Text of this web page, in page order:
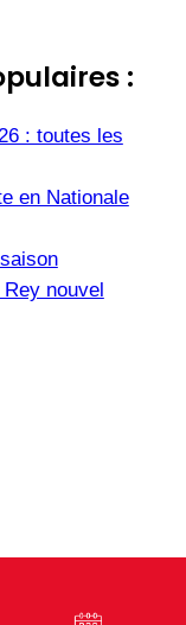
:
: toutes les
en Nationale
nouvel